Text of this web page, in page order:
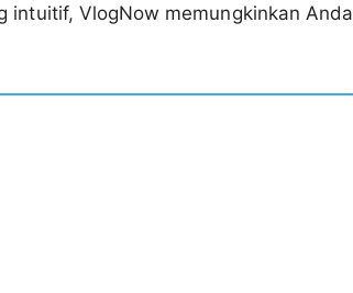
intuitif, VlogNow memungkinkan Anda